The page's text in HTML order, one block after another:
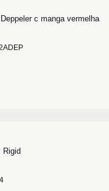
c manga vermelha
Rigid